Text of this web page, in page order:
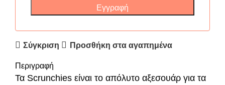
Σύγκριση Προσθήκη στα αγαπημένα
Περιγραφή
Τα Scrunchies είναι το απόλυτο αξεσουάρ για τα